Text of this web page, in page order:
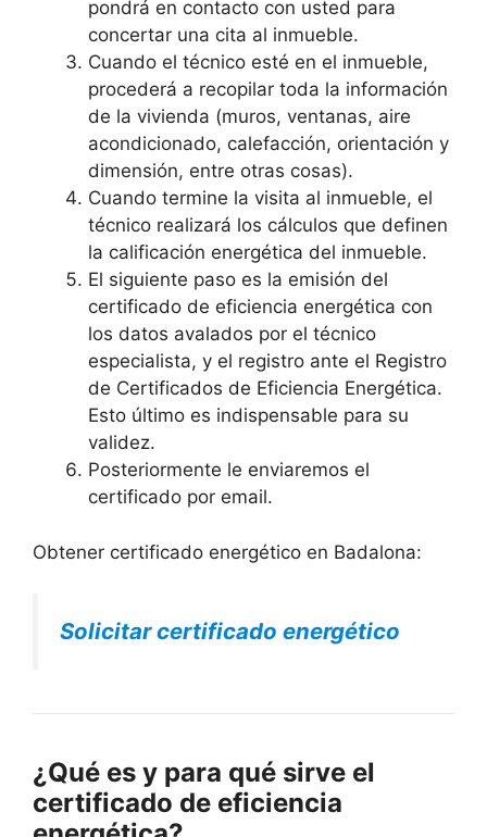
pondrá en contacto con usted para
concertar una cita al inmueble.
Cuando el técnico esté en el inmueble,
procederá a recopilar toda la información
de la vivienda (muros, ventanas, aire
acondicionado, calefacción, orientación y
dimensión, entre otras cosas).
Cuando termine la visita al inmueble, el
técnico realizará los cálculos que definen
la calificación energética del inmueble.
El siguiente paso es la emisión del
certificado de eficiencia energética con
los datos avalados por el técnico
especialista, y el registro ante el Registro
de Certificados de Eficiencia Energética.
Esto último es indispensable para su
validez.
Posteriormente le enviaremos el
certificado por email.
Obtener certificado energético en Badalona:
Solicitar certificado energético
¿Qué es y para qué sirve el
certificado de eficiencia